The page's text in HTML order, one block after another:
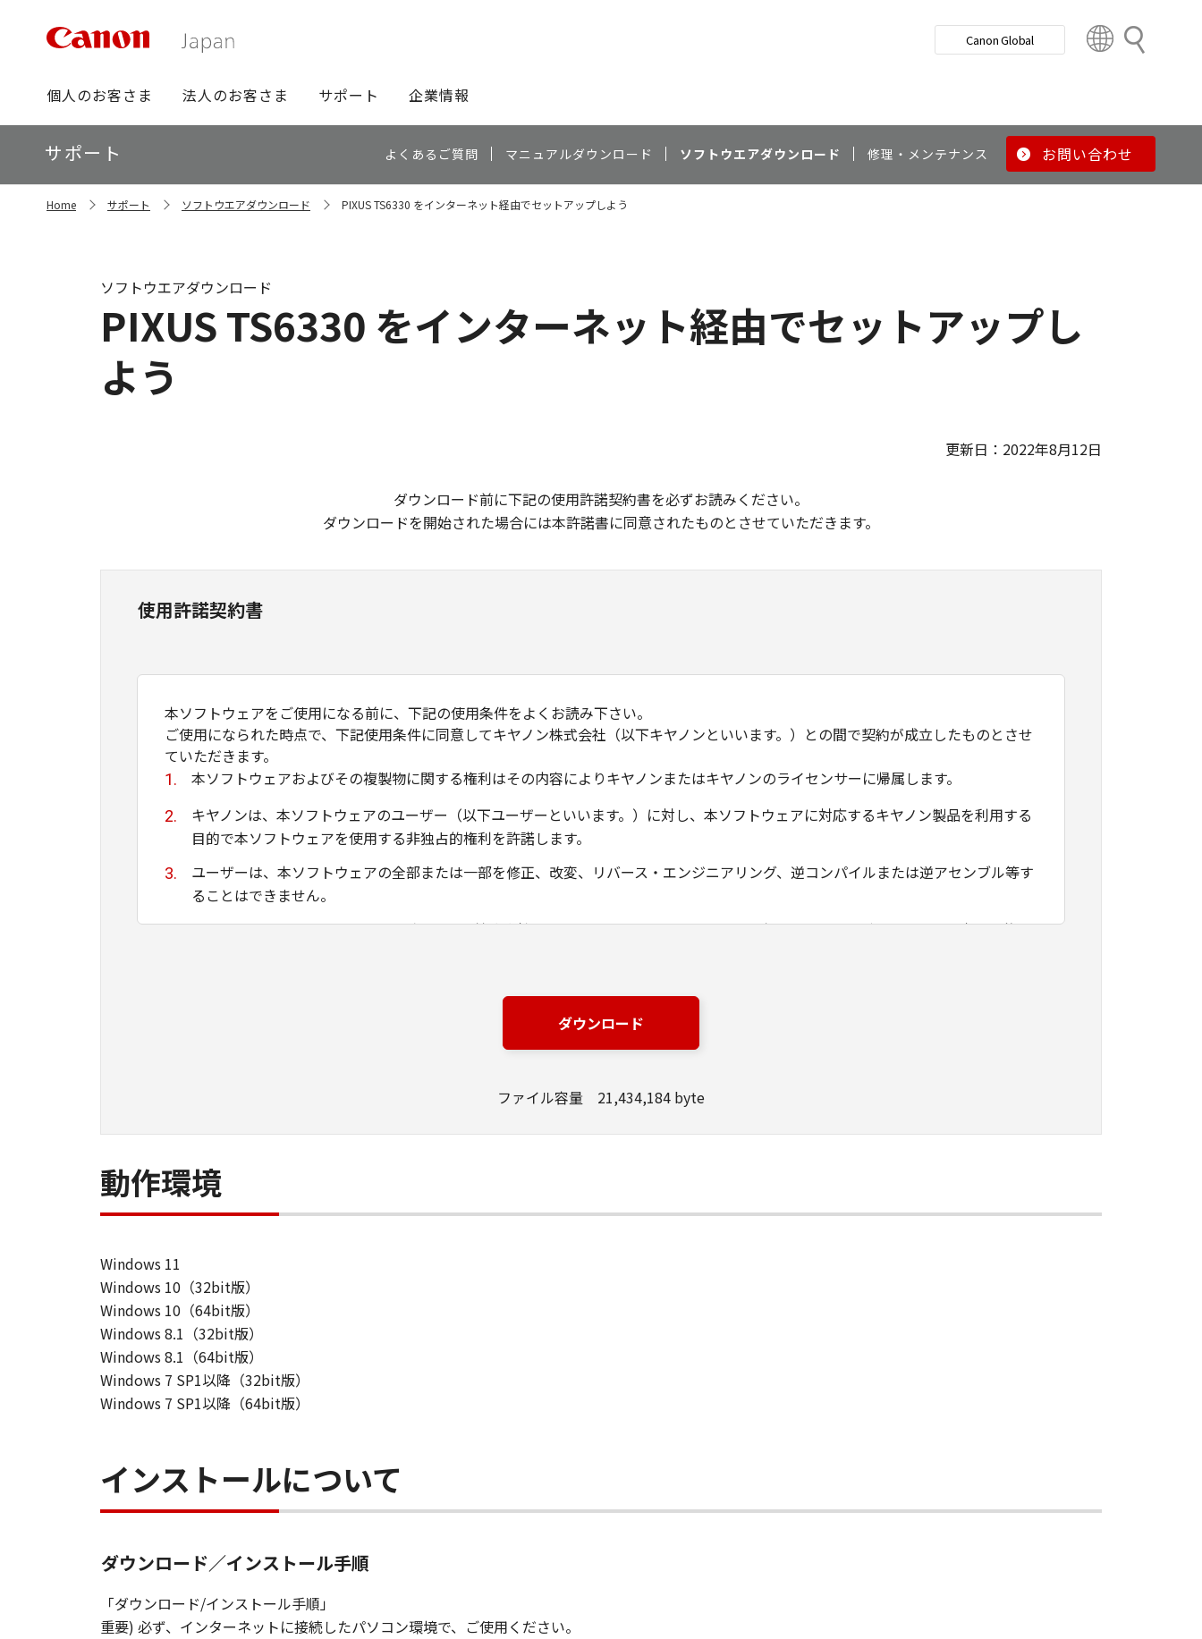
検
グ
ロ
ー
バ
ビ
個人のお客さま 法人のお客さま サポート 企業情報
Canon Global
t
y
ロ
ー
カ
ル
サポート よくあるご質問 マニュアルダウンロード ソフトウエアダウンロード 修理・メンテナンス お問い合わせ
Home サポート ソフトウエアダウンロード PIXUS TS6330 をインターネット経由でセットアップしよう
PIXUS TS6330 をインターネット経由でセットアップし
よう
ソフトウエアダウンロード
更新日：2022年8月12日
ダウンロード前に下記の使用許諾契約書を必ずお読みください。
ダウンロードを開始された場合には本許諾書に同意されたものとさせていただきます。
使用許諾契約書
本ソフトウェアをご使用になる前に、下記の使用条件をよくお読み下さい。
ご使用になられた時点で、下記使用条件に同意してキヤノン株式会社（以下キヤノンといいます。）との間で契約が成立したものとさせ
ていただきます。
本ソフトウェアおよびその複製物に関する権利はその内容によりキヤノンまたはキヤノンのライセンサーに帰属します。
キヤノンは、本ソフトウェアのユーザー（以下ユーザーといいます。）に対し、本ソフトウェアに対応するキヤノン製品を利用する
目的で本ソフトウェアを使用する非独占的権利を許諾します。
ユーザーは、本ソフトウェアの全部または一部を修正、改変、リバース・エンジニアリング、逆コンパイルまたは逆アセンブル等す
ることはできません。
キヤノン、キヤノンマーケティングジャパン株式会社およびキヤノンのライセンサーは、本ソフトウェアがユーザーの特定の目的の
て生ずる直接的または間接的な損失、損害等について、いかなる場合においても一切の責任を負いません。
ダウンロード
ファイル容量 21,434,184 byte
動作環境
Windows 11
Windows 10（32bit版）
Windows 10（64bit版）
Windows 8.1（32bit版）
Windows 8.1（64bit版）
Windows 7 SP1以降（32bit版）
Windows 7 SP1以降（64bit版）
インストールについて
ダウンロード／インストール手順
「ダウンロード/インストール手順」
重要) 必ず、インターネットに接続したパソコン環境で、ご使用ください。